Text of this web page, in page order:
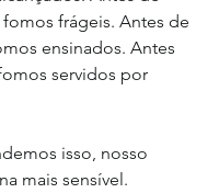
frágeis. Antes de
ensinados. Antes
servidos por
isso, nosso
mais sensível.